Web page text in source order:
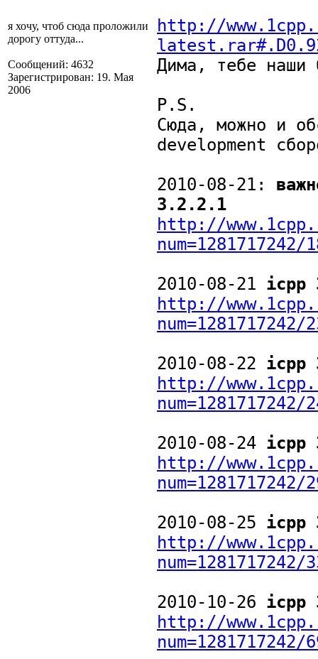
я хочу, чтоб сюда проложили
дорогу оттуда...
Сообщений: 4632
Зарегистрирован: 19. Мая
2006
http://
Дима, тебе наши
P.S.
Сюда, можно и
development
2010-08-21:
3.2.2.1
http://
num=1281717242/
2010-08-21 icpp
http://
num=1281717242/
2010-08-22 icpp
http://
num=1281717242/
2010-08-24 icpp
http://
num=1281717242/
2010-08-25 icpp
http://
num=1281717242/
2010-10-26 icpp
http://
num=1281717242/